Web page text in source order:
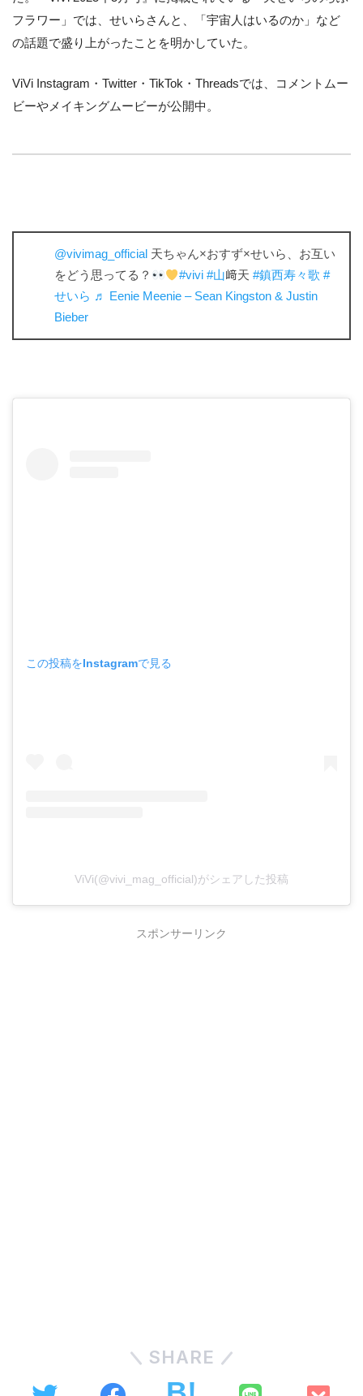
フラワー」では、せいらさんと、「宇宙人はいるのか」など
の話題で盛り上がったことを明かしていた。
ViVi Instagram・Twitter・TikTok・Threadsでは、コメントムー
ビーやメイキングムービーが公開中。
@vivimag_official 天ちゃん×おすず×せいら、お互い
をどう思ってる？
#vivi #山﨑天 #鎮西寿々歌 #
せいら ♬ Eenie Meenie – Sean Kingston & Justin
Bieber
この投稿をInstagramで見る
ViVi(@vivi_mag_official)がシェアした投稿
スポンサーリンク
SHARE